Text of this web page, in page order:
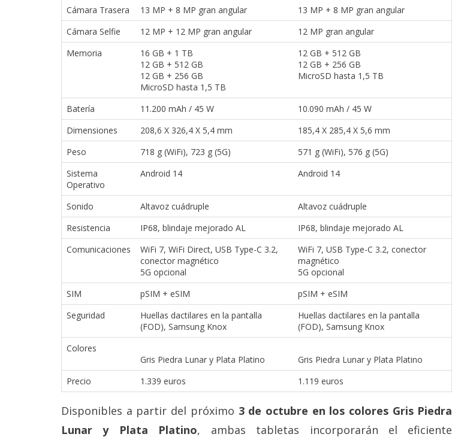
Cámara Trasera
13 MP + 8 MP gran angular
13 MP + 8 MP gran angular
Cámara Selfie
12 MP + 12 MP gran angular
12 MP gran angular
Memoria
16 GB + 1 TB
12 GB + 512 GB
12 GB + 256 GB
MicroSD hasta 1,5 TB
12 GB + 512 GB
12 GB + 256 GB
MicroSD hasta 1,5 TB
Batería 11.200 mAh / 45 W
10.090 mAh / 45 W
Dimensiones
208,6 X 326,4 X 5,4 mm
185,4 X 285,4 X 5,6 mm
Peso
718 g (WiFi), 723 g (5G)
571 g (WiFi), 576 g (5G)
Sistema
Operativo
Android 14 Android 14
Sonido Altavoz cuádruple
Altavoz cuádruple
Resistencia
IP68, blindaje mejorado AL
IP68, blindaje mejorado AL
Comunicaciones
WiFi 7, WiFi Direct, USB Type-C 3.2,
conector magnético
5G opcional
WiFi 7, USB Type-C 3.2, conector
magnético
5G opcional
SIM
pSIM + eSIM
pSIM + eSIM
Seguridad
Huellas dactilares en la pantalla
(FOD), Samsung Knox
Huellas dactilares en la pantalla
(FOD), Samsung Knox
Colores
Gris Piedra Lunar y Plata Platino
Gris Piedra Lunar y Plata Platino
Precio
1.339 euros 1.119 euros
Disponibles a partir del próximo 3 de octubre en los colores Gris Piedra
Lunar y Plata Platino, ambas tabletas incorporarán el eficiente